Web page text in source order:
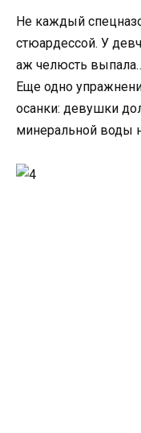
Не каждый
стюардессой. У
аж челюсть
Еще одно
осанки: девушки
минеральной воды